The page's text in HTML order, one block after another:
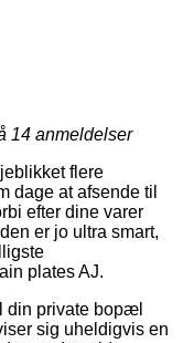
14 anmeldelser
flere
dage at afsende til
efter dine varer
er jo ultra smart,
plates AJ.
din private bopæl
sig uheldigvis en